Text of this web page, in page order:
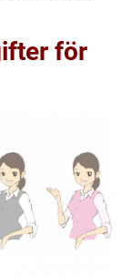
för